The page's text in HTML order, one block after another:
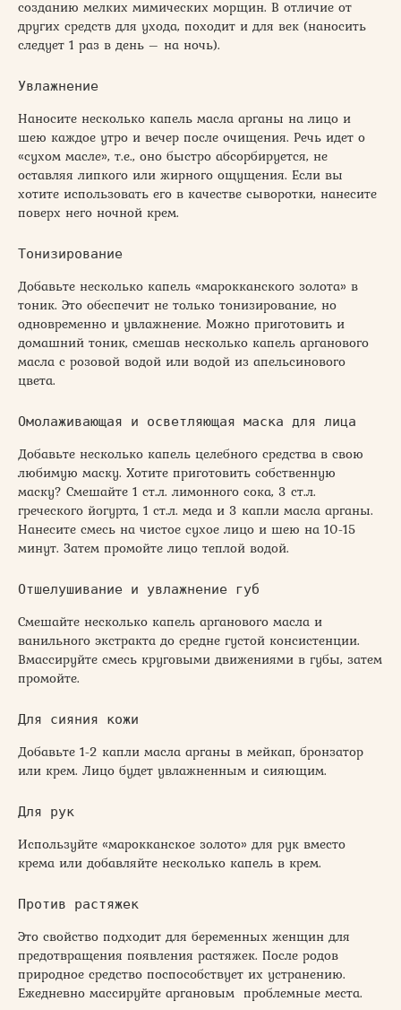
созданию мелких мимических морщин. В отличие от
других средств для ухода, походит и для век (наносить
следует 1 раз в день – на ночь).
Увлажнение
Наносите несколько капель масла арганы на лицо и
шею каждое утро и вечер после очищения. Речь идет о
«сухом масле», т.е., оно быстро абсорбируется, не
оставляя липкого или жирного ощущения. Если вы
хотите использовать его в качестве сыворотки, нанесите
поверх него ночной крем.
Тонизирование
Добавьте несколько капель «марокканского золота» в
тоник. Это обеспечит не только тонизирование, но
одновременно и увлажнение. Можно приготовить и
домашний тоник, смешав несколько капель арганового
масла с розовой водой или водой из апельсинового
цвета.
Омолаживающая и осветляющая маска для лица
Добавьте несколько капель целебного средства в свою
любимую маску. Хотите приготовить собственную
маску? Смешайте 1 ст.л. лимонного сока, 3 ст.л.
греческого йогурта, 1 ст.л. меда и 3 капли масла арганы.
Нанесите смесь на чистое сухое лицо и шею на 10-15
минут. Затем промойте лицо теплой водой.
Отшелушивание и увлажнение губ
Смешайте несколько капель арганового масла и
ванильного экстракта до средне густой консистенции.
Вмассируйте смесь круговыми движениями в губы, затем
промойте.
Для сияния кожи
Добавьте 1-2 капли масла арганы в мейкап, бронзатор
или крем. Лицо будет увлажненным и сияющим.
Для рук
Используйте «марокканское золото» для рук вместо
крема или добавляйте несколько капель в крем.
Против растяжек
Это свойство подходит для беременных женщин для
предотвращения появления растяжек. После родов
природное средство поспособствует их устранению.
Ежедневно массируйте аргановым проблемные места.